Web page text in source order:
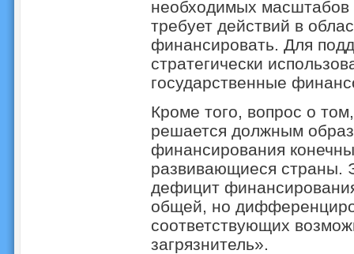
необходимых масштабов
требует действий в
финансировать. Для
стратегически
государственные
Кроме того, вопрос о
решается должным
финансирования
развивающиеся страны.
дефицит
общей, но
соответствующих
загрязнитель».